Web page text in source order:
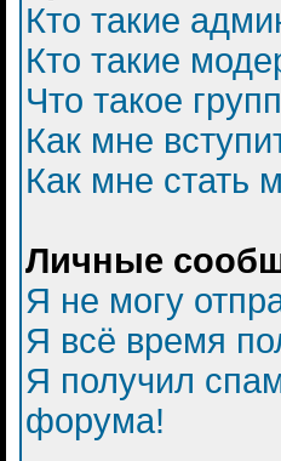
Кто такие
Кто такие
Что такое
Как мне
Как мне стать
Личные
Я не могу
Я всё время
Я получил
форума!